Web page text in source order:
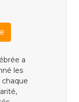
a
les
chaque